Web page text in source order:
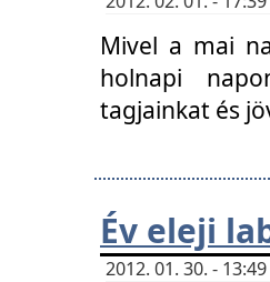
Mivel a mai
holnapi
tagjainkat és
Év eleji
2012. 01. 30. -